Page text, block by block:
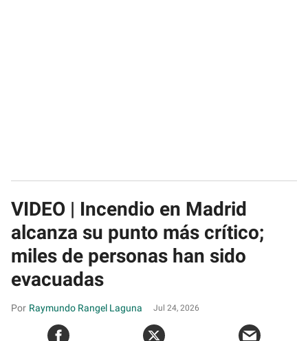
VIDEO | Incendio en Madrid
alcanza su punto más crítico;
miles de personas han sido
evacuadas
Raymundo Rangel Laguna Jul 24, 2026